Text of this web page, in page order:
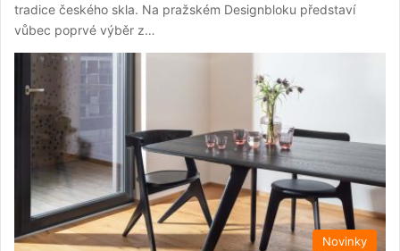
tradice českého skla. Na pražském Designbloku představí
vůbec poprvé výběr z…
Novinky